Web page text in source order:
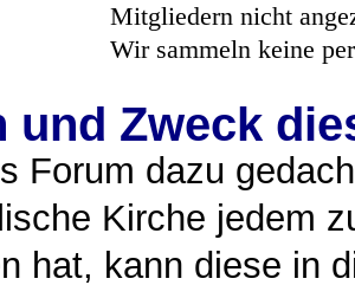
Mitgliedern nicht
Wir sammeln keine
und Zweck
Forum dazu
Kirche jedem
hat, kann diese in